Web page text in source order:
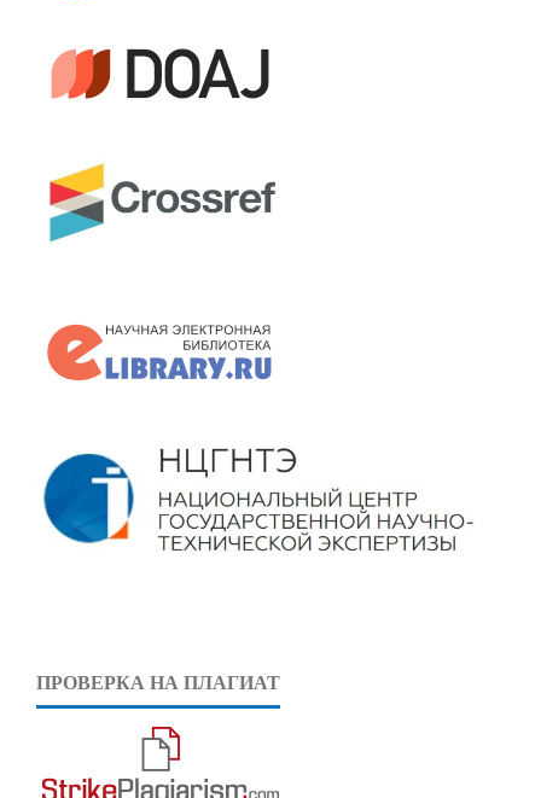
ПРОВЕРКА НА ПЛАГИАТ